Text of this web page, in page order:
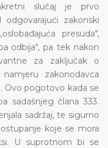
slučaj je prvo
zakonski
presuda",
odbija", pa tek nakon
za zaključak o
zakonodavca
Ovo pogotovo kada se
sadašnjeg člana 333.
sadržaj, te sigurno
koje se mora
U suprotnom bi se